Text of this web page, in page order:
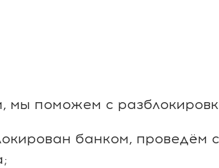
мы поможем с
банком, проведём